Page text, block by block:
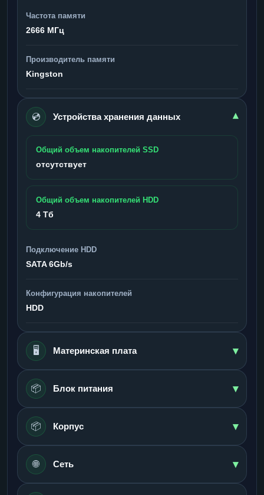
Частота памяти
2666 МГц
Производитель памяти
Kingston
💿 Устройства хранения данных ▾
Общий объем накопителей SSD
отсутствует
Общий объем накопителей HDD
4 Тб
Подключение HDD
SATA 6Gb/s
Конфигурация накопителей
HDD
🖥️ Материнская плата ▾
📦 Блок питания ▾
📦 Корпус ▾
🌐 Сеть ▾